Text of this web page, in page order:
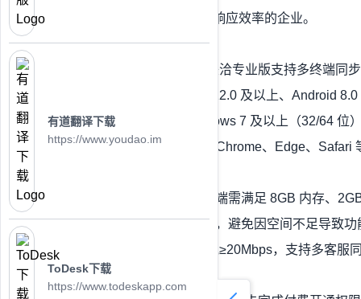
模化运营客户、提升客服响应效率的企业。
2. 下载前的 4 项核心准备
：美洽专业版支持多终端同
移动端：iOS 12.0 及以上、Android
PC 端：Windows 7 及以上（32/64 位
网页端：支持 Chrome、Edge、Safari
：PC 端需满足 8GB 内存、
留 300MB 以上存储，避免因空间不足导致功
：建议带宽≥20Mbps，支持多客服
迟。
有道翻译下载
https://www.youdao.im
ToDesk下载
https://www.todeskapp.com